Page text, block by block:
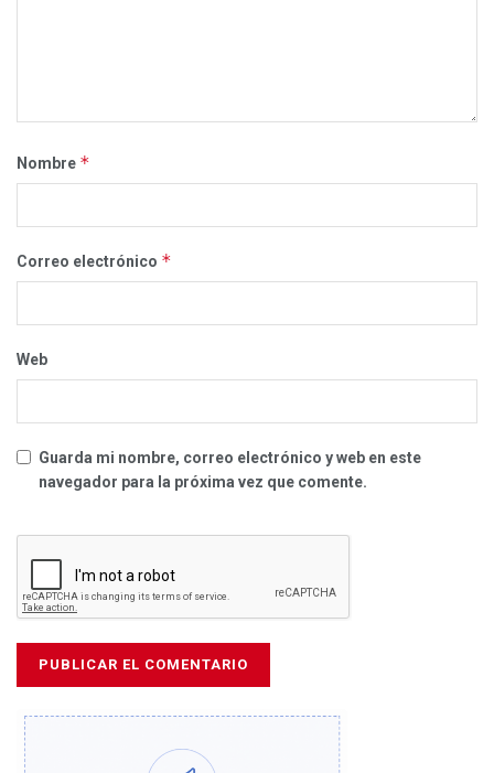
Nombre *
Correo electrónico *
Web
Guarda mi nombre, correo electrónico y web en este
navegador para la próxima vez que comente.